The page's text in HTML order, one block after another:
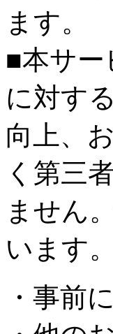
ます。
■本サー
に対す
向上、
く第三
ません
います。
・事前